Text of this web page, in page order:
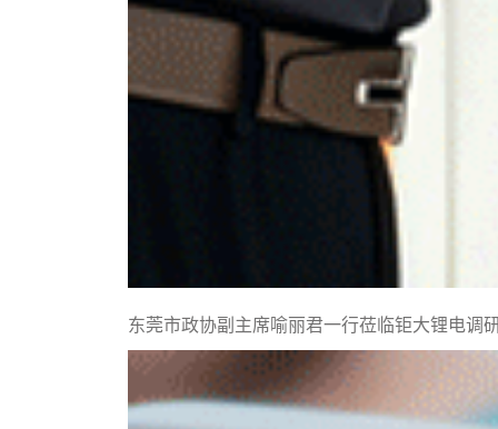
东莞市政协副主席喻丽君一行莅临钜大锂电调